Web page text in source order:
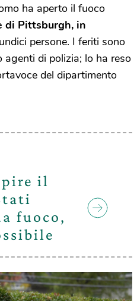
ha aperto il fuoco
di Pittsburgh, in
persone. I feriti sono
di polizia; lo ha reso
del dipartimento
il
fuoco,